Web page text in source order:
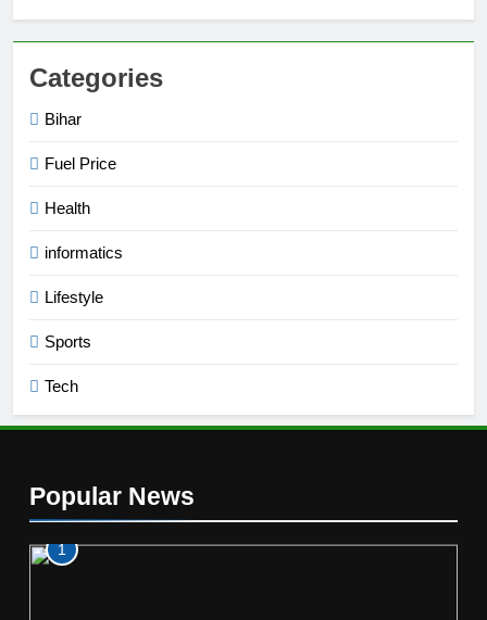
Categories
Bihar
Fuel Price
Health
informatics
Lifestyle
Sports
Tech
Popular News
1